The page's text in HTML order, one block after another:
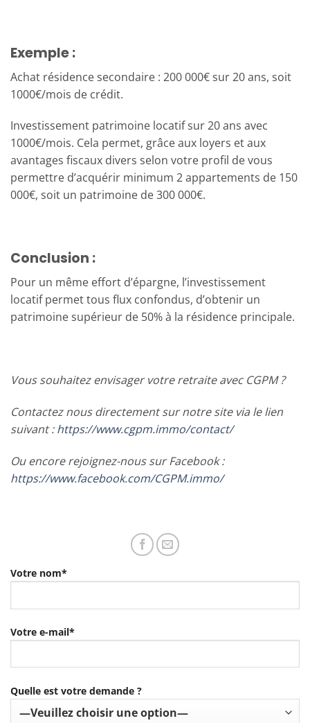
Exemple :
Achat résidence secondaire : 200 000€ sur 20 ans, soit
1000€/mois de crédit.
Investissement patrimoine locatif sur 20 ans avec
1000€/mois. Cela permet, grâce aux loyers et aux
avantages fiscaux divers selon votre profil de vous
permettre d’acquérir minimum 2 appartements de 150
000€, soit un patrimoine de 300 000€.
Conclusion :
Pour un même effort d’épargne, l’investissement
locatif permet tous flux confondus, d’obtenir un
patrimoine supérieur de 50% à la résidence principale.
Vous souhaitez envisager votre retraite avec CGPM ?
Contactez nous directement sur notre site via le lien
suivant :https://www.cgpm.immo/contact/
Ou encore rejoignez-nous sur Facebook :
https://www.facebook.com/CGPM.immo/
Votre nom*
Votre e-mail*
Quelle est votre demande ?